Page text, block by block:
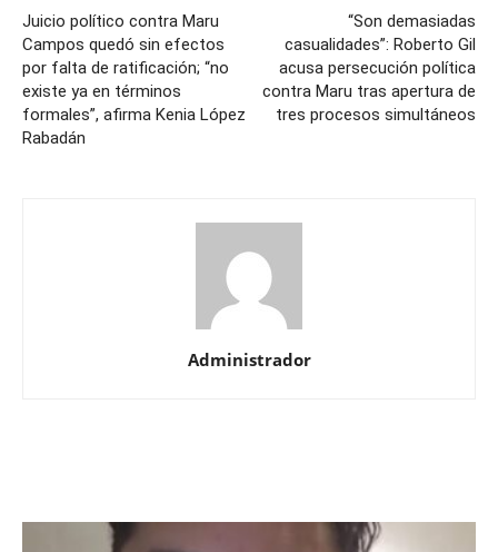
Juicio político contra Maru
Campos quedó sin efectos
por falta de ratificación; “no
existe ya en términos
formales”, afirma Kenia López
Rabadán
“Son demasiadas
casualidades”: Roberto Gil
acusa persecución política
contra Maru tras apertura de
tres procesos simultáneos
Administrador